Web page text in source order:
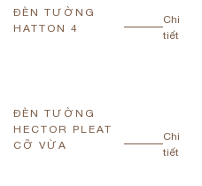
ĐÈN TƯỜNG
HATTON 4
Chi
tiết
ĐÈN TƯỜNG
HECTOR PLEAT
CỠ VỪA
Chi
tiết